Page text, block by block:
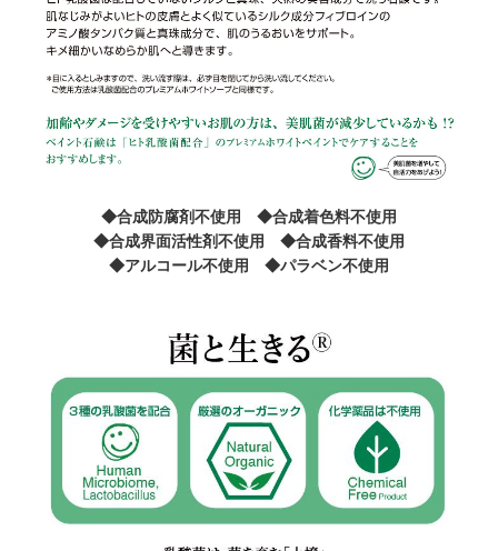
◆合成防腐剤不使用 ◆合成着色料不使用
◆合成界面活性剤不使用 ◆合成香料不使用
◆アルコール不使用 ◆パラベン不使用